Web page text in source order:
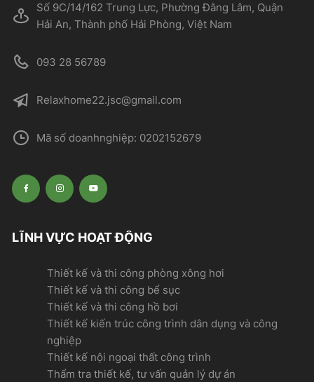
Số 9C/14/162 Trung Lực, Phường Đằng Lâm, Quận
Hải An, Thành phố Hải Phòng, Việt Nam
093 28 56789
Relaxhome22.jsc@gmail.com
Mã số doanhnghiệp: 0202152679
LĨNH VỰC HOẠT ĐỘNG
Thiết kế và thi công phòng xông hơi
Thiết kế và thi công bể sục
Thiết kế và thi công hồ bơi
Thiết kế kiến trúc công trình dân dụng và công
nghiệp
Thiết kế nội ngoại thất công trình
Thẩm tra thiết kế, tư vấn quản lý dự án